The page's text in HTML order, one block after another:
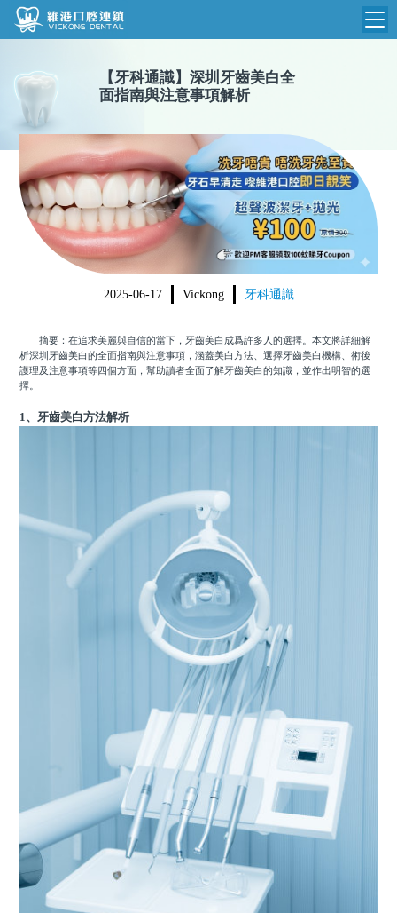
維港首頁
品牌介紹
環境設備
醫院新聞
收費標準
N
收費總表
植牙收費
根管收費
美學收費
箍牙收費
醫生團隊
門診時間
【 牙科通識】 深圳牙齒美白全
面指南與注意事項解析
2025-06-17 Vickong 牙科通識
摘要：在追求美麗與自信的當下，牙齒美白成爲許多人的選擇。本文將詳細解
析深圳牙齒美白的全面指南與注意事項，涵蓋美白方法、選擇牙齒美白機構、術後
護理及注意事項等四個方面，幫助讀者全面了解牙齒美白的知識，並作出明智的選
擇。
1、牙齒美白方法解析